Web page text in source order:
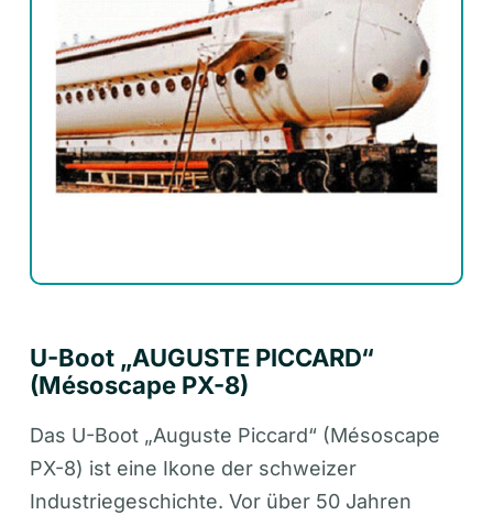
U-Boot „AUGUSTE PICCARD“
(Mésoscape PX-8)
Das U-Boot „Auguste Piccard“ (Mésoscape
PX-8) ist eine Ikone der schweizer
Industriegeschichte. Vor über 50 Jahren